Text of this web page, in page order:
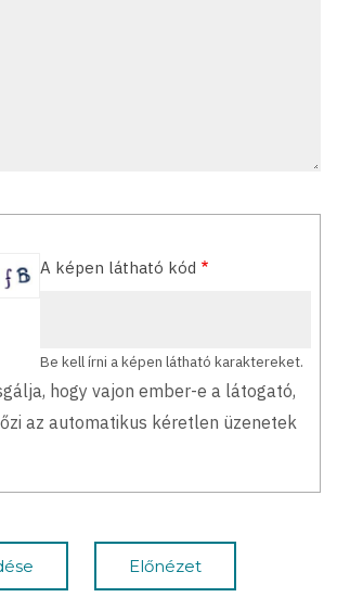
A képen látható kód
Be kell írni a képen látható karaktereket.
hogy vajon ember-e a látogató,
az automatikus kéretlen üzenetek